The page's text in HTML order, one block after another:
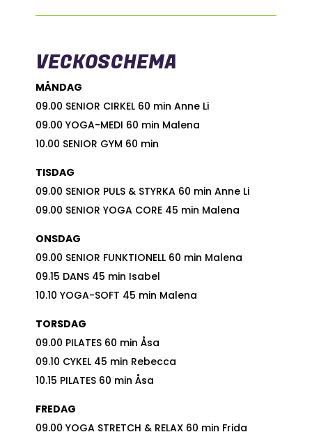
VECKOSCHEMA
MÅNDAG
09.00 SENIOR CIRKEL 60 min Anne Li
09.00 YOGA-MEDI 60 min Malena
10.00 SENIOR GYM 60 min
TISDAG
09.00 SENIOR PULS & STYRKA 60 min Anne Li
09.00 SENIOR YOGA CORE 45 min Malena
ONSDAG
09.00 SENIOR FUNKTIONELL 60 min Malena
09.15 DANS 45 min Isabel
10.10 YOGA-SOFT 45 min Malena
TORSDAG
09.00 PILATES 60 min Åsa
09.10 CYKEL 45 min Rebecca
10.15 PILATES 60 min Åsa
FREDAG
09.00 YOGA STRETCH & RELAX 60 min Frida